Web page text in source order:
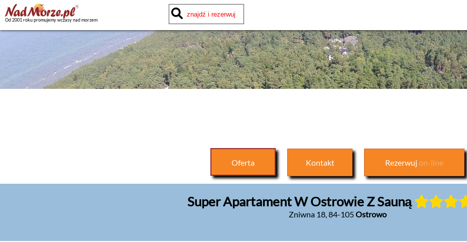
Od 2001 roku promujemy wczasy nad morzem
Oferta Kontakt Rezerwuj on-line
Super Apartament W Ostrowie Z Sauną
Zniwna 18,84-105Ostrowo